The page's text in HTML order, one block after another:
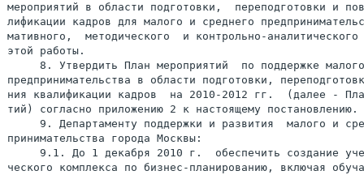
мероприятий в области подготовки,  переподготовки и
лификации кадров для малого и среднего
мативного,  методического  и контрольно-аналитического
этой работы.
8. Утвердить План мероприятий  по поддержке
предпринимательства в области подготовки,
ния квалификации кадров  на 2010-2012 гг.  (далее -
тий) согласно приложению 2 к настоящему постановлению.
9. Департаменту поддержки и развития  малого и
принимательства города Москвы:
9.1. До 1 декабря 2010 г.  обеспечить создание
ческого комплекса по бизнес-планированию, включая